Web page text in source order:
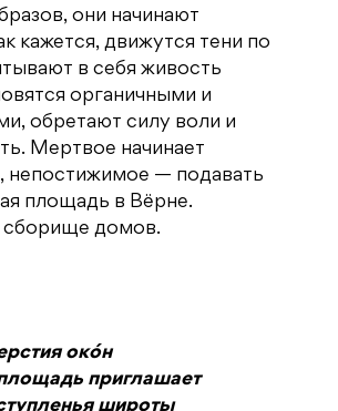
они начинают
кажется, движутся тени по
в себя живость
органичными и
обретают силу воли и
Мертвое начинает
непостижимое — подавать
площадь в Вёрне.
сборище домов.
окóн
приглашает
широты